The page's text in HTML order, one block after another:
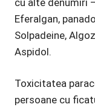
Eferalgan,
Solpadeine,
Aspidol.
Toxicitatea
persoane cu